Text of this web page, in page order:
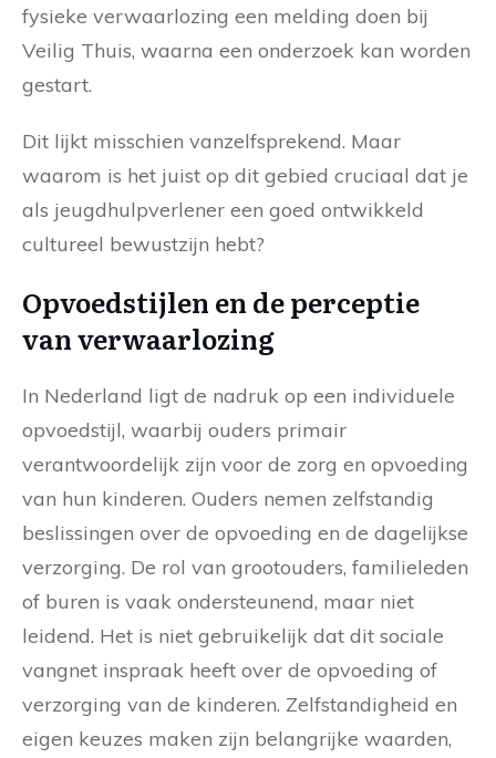
fysieke verwaarlozing een melding doen bij
Veilig Thuis, waarna een onderzoek kan worden
gestart.
Dit lijkt misschien vanzelfsprekend. Maar
waarom is het juist op dit gebied cruciaal dat je
als jeugdhulpverlener een goed ontwikkeld
cultureel bewustzijn hebt?
Opvoedstijlen en de perceptie
van verwaarlozing
In Nederland ligt de nadruk op een individuele
opvoedstijl, waarbij ouders primair
verantwoordelijk zijn voor de zorg en opvoeding
van hun kinderen. Ouders nemen zelfstandig
beslissingen over de opvoeding en de dagelijkse
verzorging. De rol van grootouders, familieleden
of buren is vaak ondersteunend, maar niet
leidend. Het is niet gebruikelijk dat dit sociale
vangnet inspraak heeft over de opvoeding of
verzorging van de kinderen. Zelfstandigheid en
eigen keuzes maken zijn belangrijke waarden,